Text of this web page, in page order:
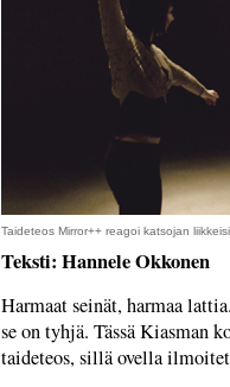
Taideteos Mirror++ reagoi katsojan
Teksti: Hannele Okkonen
Harmaat seinät, harmaa
se on tyhjä. Tässä Kiasman
taideteos, sillä ovella